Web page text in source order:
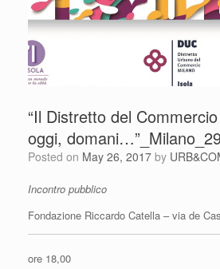
“Il Distretto del
oggi,
Posted on May 26, 2017 by
Incontro pubblico
Fondazione Riccardo Catella – via de
ore 18,00